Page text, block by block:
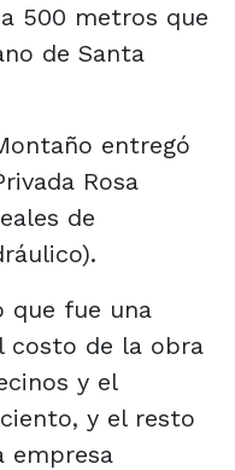
500 metros que
de Santa
entregó
Rosa
de
que fue una
costo de la obra
y el
y el resto
empresa